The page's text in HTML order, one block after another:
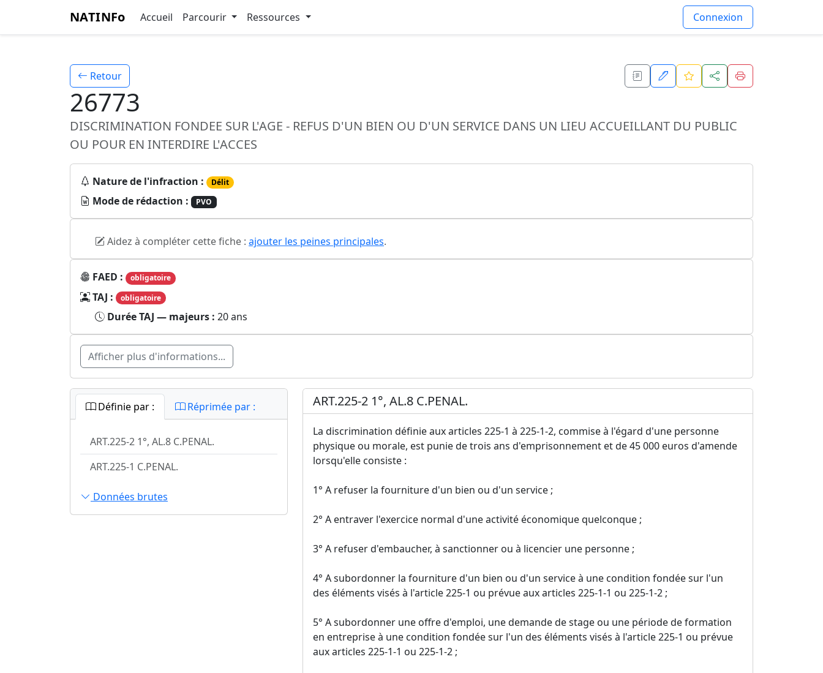
NATINFo Accueil Parcourir Ressources Connexion
Retour
26773
DISCRIMINATION FONDEE SUR L'AGE - REFUS D'UN BIEN OU D'UN SERVICE DANS UN LIEU ACCUEILLANT DU PUBLIC
OU POUR EN INTERDIRE L'ACCES
Nature de l'infraction : Délit
Mode de rédaction : PVO
Aidez à compléter cette fiche : ajouter les peines principales.
FAED : obligatoire
TAJ : obligatoire
Durée TAJ — majeurs : 20 ans
Afficher plus d'informations...
Définie par : Réprimée par :
ART.225-2 1°, AL.8 C.PENAL.
ART.225-1 C.PENAL.
Données brutes
ART.225-2 1°, AL.8 C.PENAL.
La discrimination définie aux articles 225-1 à 225-1-2, commise à l'égard d'une personne
physique ou morale, est punie de trois ans d'emprisonnement et de 45 000 euros d'amende
lorsqu'elle consiste :
1° A refuser la fourniture d'un bien ou d'un service ;
2° A entraver l'exercice normal d'une activité économique quelconque ;
3° A refuser d'embaucher, à sanctionner ou à licencier une personne ;
4° A subordonner la fourniture d'un bien ou d'un service à une condition fondée sur l'un
des éléments visés à l'article 225-1 ou prévue aux articles 225-1-1 ou 225-1-2 ;
5° A subordonner une offre d'emploi, une demande de stage ou une période de formation
en entreprise à une condition fondée sur l'un des éléments visés à l'article 225-1 ou prévue
aux articles 225-1-1 ou 225-1-2 ;